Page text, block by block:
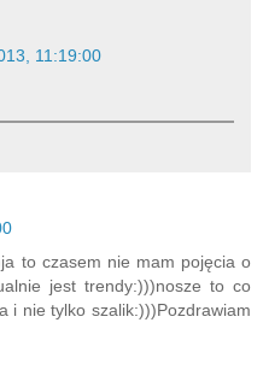
11:19:00
to czasem nie mam pojęcia o
jest trendy:)))nosze to co
i nie tylko szalik:)))Pozdrawiam